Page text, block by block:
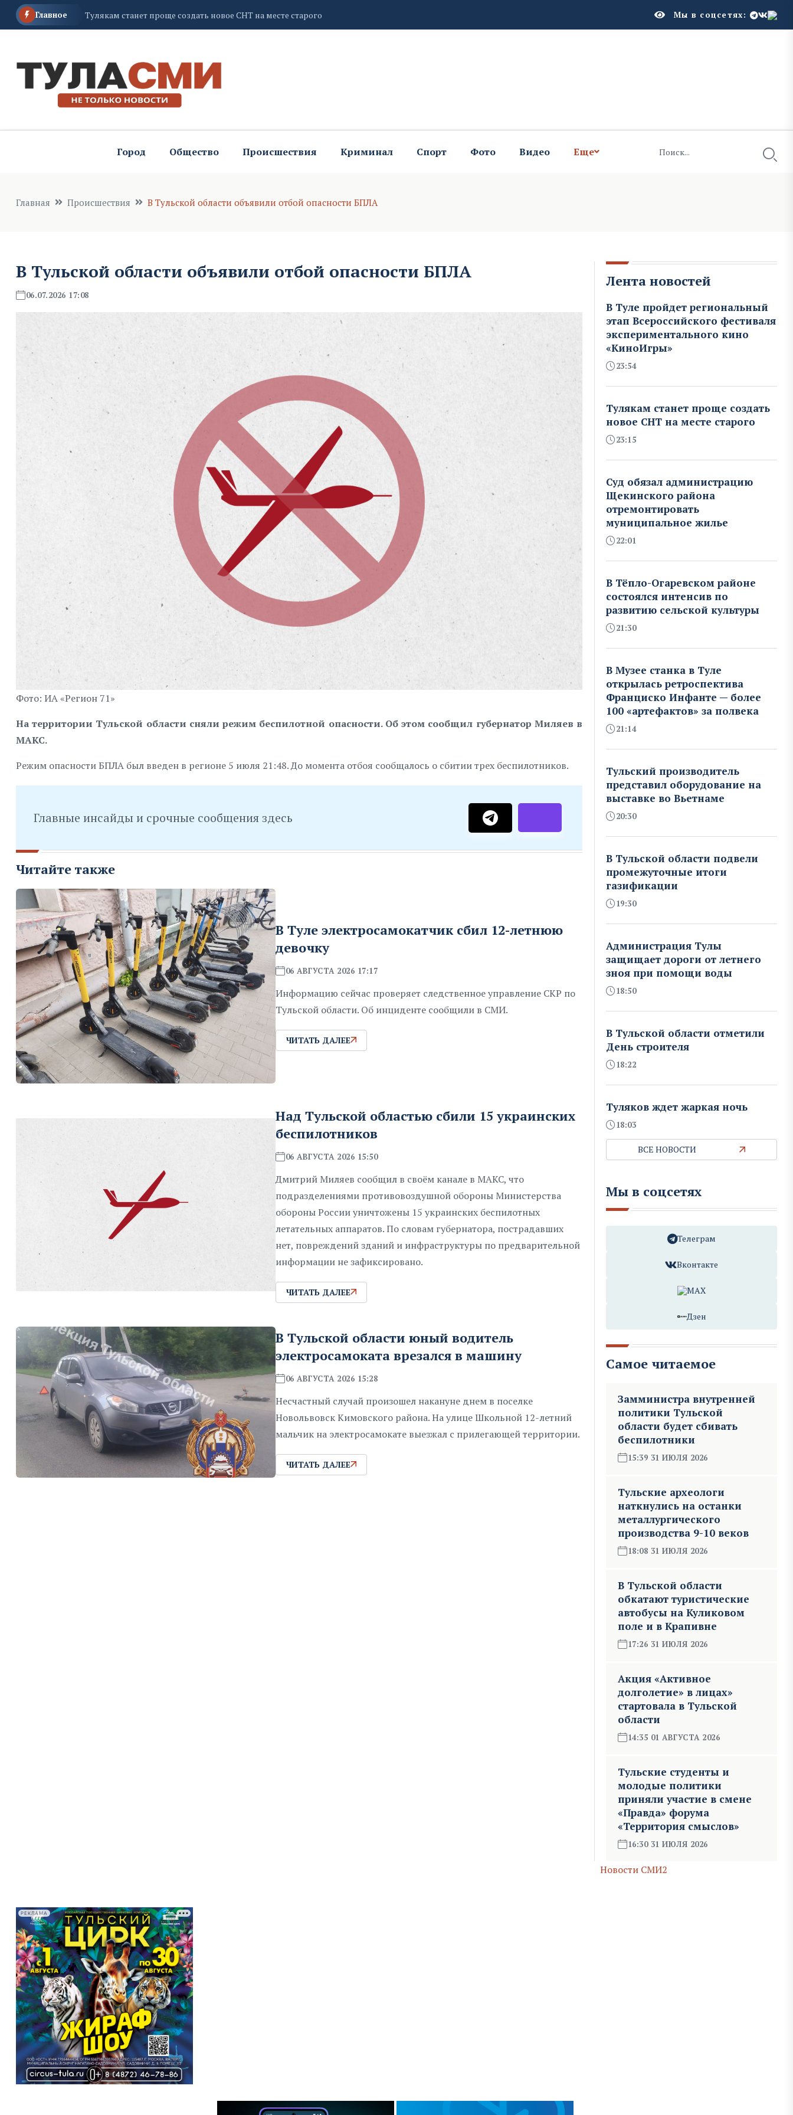
Главное Суд обязал администрацию Щекинского района отремонтировать муниципальное жилье Мы в соцсетях:
Город Общество Происшествия Криминал Спорт Фото Видео Еще
Главная Происшествия В Тульской области объявили отбой опасности БПЛА
В Тульской области объявили отбой опасности БПЛА
06.07.2026 17:08
Фото: ИА «Регион 71»
На территории Тульской области сняли режим беспилотной опасности. Об этом сообщил губернатор Миляев в
MAKC.
Режим опасности БПЛА был введен в регионе 5 июля 21:48. До момента отбоя сообщалось о сбитии трех беспилотников.
Главные инсайды и срочные сообщения здесь
Читайте также
В Туле электросамокатчик сбил 12-летнюю
девочку
06 АВГУСТА 2026 17:17
Информацию сейчас проверяет следственное управление СКР по
Тульской области. Об инциденте сообщили в СМИ.
ЧИТАТЬ ДАЛЕЕ
Над Тульской областью сбили 15 украинских
беспилотников
06 АВГУСТА 2026 15:50
Дмитрий Миляев сообщил в своём канале в МАКС, что
подразделениями противовоздушной обороны Министерства
обороны России уничтожены 15 украинских беспилотных
летательных аппаратов. По словам губернатора, пострадавших
нет, повреждений зданий и инфраструктуры по предварительной
информации не зафиксировано.
ЧИТАТЬ ДАЛЕЕ
В Тульской области юный водитель
электросамоката врезался в машину
06 АВГУСТА 2026 15:28
Несчастный случай произошел накануне днем в поселке
Новольвовск Кимовского района. На улице Школьной 12-летний
мальчик на электросамокате выезжал с прилегающей территории.
ЧИТАТЬ ДАЛЕЕ
Лента новостей
В Туле пройдет региональный
этап Всероссийского фестиваля
экспериментального кино
«КиноИгры»
23:54
Тулякам станет проще создать
новое СНТ на месте старого
23:15
Суд обязал администрацию
Щекинского района
отремонтировать
муниципальное жилье
22:01
В Тёпло-Огаревском районе
состоялся интенсив по
развитию сельской культуры
21:30
В Музее станка в Туле
открылась ретроспектива
Франциско Инфанте — более
100 «артефактов» за полвека
21:14
Тульский производитель
представил оборудование на
выставке во Вьетнаме
20:30
В Тульской области подвели
промежуточные итоги
газификации
19:30
Администрация Тулы
защищает дороги от летнего
зноя при помощи воды
18:50
В Тульской области отметили
День строителя
18:22
Туляков ждет жаркая ночь
18:03
ВСЕ НОВОСТИ
Мы в соцсетях
Телеграм
Вконтакте
MAX
Дзен
Самое читаемое
Замминистра внутренней
политики Тульской
области будет сбивать
беспилотники
15:39 31 ИЮЛЯ 2026
Тульские археологи
наткнулись на останки
металлургического
производства 9-10 веков
18:08 31 ИЮЛЯ 2026
В Тульской области
обкатают туристические
автобусы на Куликовом
поле и в Крапивне
17:26 31 ИЮЛЯ 2026
Акция «Активное
долголетие» в лицах»
стартовала в Тульской
области
14:35 01 АВГУСТА 2026
Тульские студенты и
молодые политики
приняли участие в смене
«Правда» форума
«Территория смыслов»
16:30 31 ИЮЛЯ 2026
Новости СМИ2
РЕКЛАМА